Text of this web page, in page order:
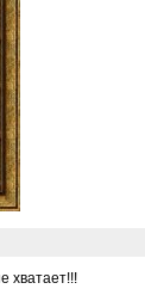
хватает!!!